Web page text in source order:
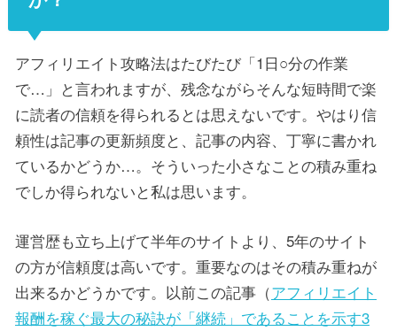
アフィリエイト攻略法はたびたび「1日○分の作業
で…」と言われますが、残念ながらそんな短時間で楽
に読者の信頼を得られるとは思えないです。やはり信
頼性は記事の更新頻度と、記事の内容、丁寧に書かれ
ているかどうか…。そういった小さなことの積み重ね
でしか得られないと私は思います。
運営歴も立ち上げて半年のサイトより、5年のサイト
の方が信頼度は高いです。重要なのはその積み重ねが
出来るかどうかです。以前この記事（アフィリエイト
報酬を稼ぐ最大の秘訣が「継続」であることを示す3